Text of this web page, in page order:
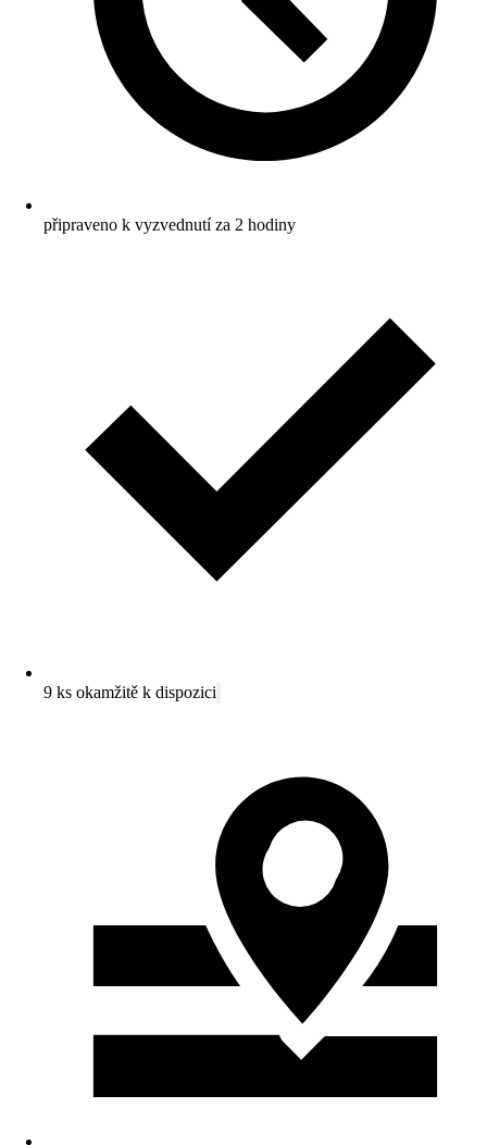
připraveno k vyzvednutí za 2 hodiny
9 ks okamžitě k dispozici